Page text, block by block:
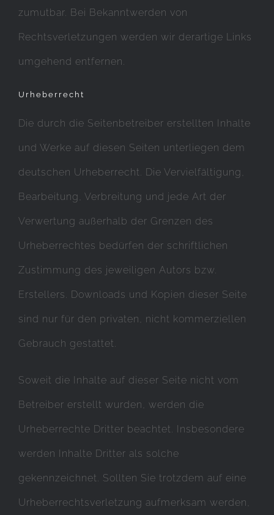
zumutbar. Bei Bekanntwerden von
Rechtsverletzungen werden wir derartige Links
umgehend entfernen.
Urheberrecht
Die durch die Seitenbetreiber erstellten Inhalte
und Werke auf diesen Seiten unterliegen dem
deutschen Urheberrecht. Die Vervielfältigung,
Bearbeitung, Verbreitung und jede Art der
Verwertung außerhalb der Grenzen des
Urheberrechtes bedürfen der schriftlichen
Zustimmung des jeweiligen Autors bzw.
Erstellers. Downloads und Kopien dieser Seite
sind nur für den privaten, nicht kommerziellen
Gebrauch gestattet.
Soweit die Inhalte auf dieser Seite nicht vom
Betreiber erstellt wurden, werden die
Urheberrechte Dritter beachtet. Insbesondere
werden Inhalte Dritter als solche
gekennzeichnet. Sollten Sie trotzdem auf eine
Urheberrechtsverletzung aufmerksam werden,